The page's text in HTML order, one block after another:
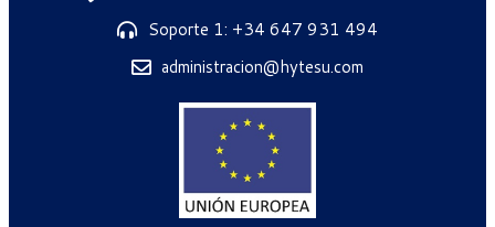
Soporte 1: +34 647 931 494
administracion@hytesu.com